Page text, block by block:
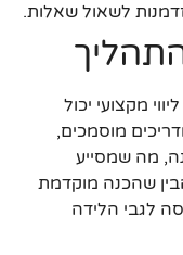
לשאול שאלות.
מקצועי יכול
מוסמכים,
מה שמסייע
שהכנה מוקדמת
לגבי הלידה